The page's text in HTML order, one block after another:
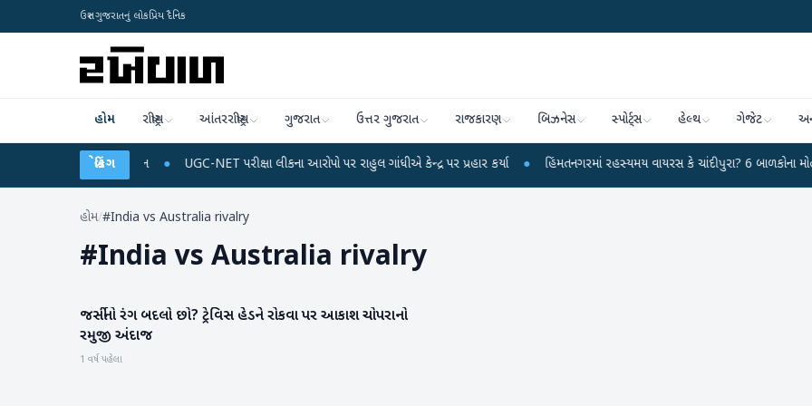
ઉત્તર ગુજરાતનું લોકપ્રિય દૈનિક
હોમ રાષ્ટ્રીય આંતરરાષ્ટ્રીય ગુજરાત ઉત્તર ગુજરાત રાજકારણ બિઝનેસ સ્પોર્ટ્સ હેલ્થ ગેજેટ
બ્રેકિંગ
અને ડેટા પ્લાન ● UGC-NET પરીક્ષા લીકના આરોપો પર રાહુલ ગાંધીએ કેન્દ્ર પર પ્રહાર કર્યા ● હિંમતનગરમાં રહસ્યમય વાયરસ કે ચાંદીપુરા? 6 બાળકોના મોતથી ફફડાટ
હોમ/#India vs Australia rivalry
#India vs Australia rivalry
રમતગમત
જર્સીનો રંગ બદલો છો? ટ્રેવિસ હેડને રોકવા પર આકાશ ચોપરાનો
રમુજી અંદાજ
1 વર્ષ પહેલા